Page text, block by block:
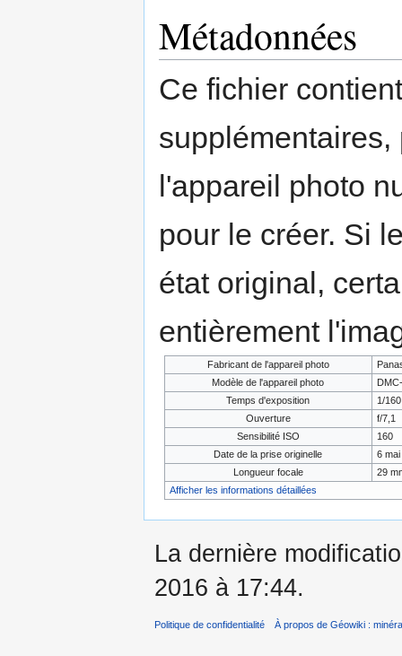
Métadonnées
Ce fichier
l'appareil photo
pour le créer. Si
état original,
entièrement
Fabricant de l'appareil photo
Modèle de l'appareil photo
Temps d'exposition
1/
Ouverture
f/7,1
Sensibilité ISO
160
Date de la prise originelle
6
Longueur focale
29
Afficher les informations détaillées
La dernière
2016 à 17:44.
Politique de confidentialité À propos de Géowiki :